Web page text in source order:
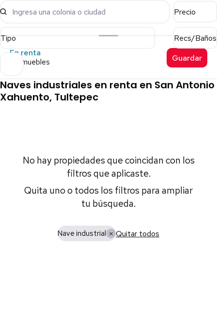
Ingresa una colonia o ciudad Precio
Tipo
Recs/Baños
En renta
0 inmuebles Guardar
Naves industriales en renta en San Antonio
Xahuento, Tultepec
No hay propiedades que coincidan con los
filtros que aplicaste.
Quita uno o todos los filtros para ampliar
tu búsqueda.
Nave industrial Quitar todos